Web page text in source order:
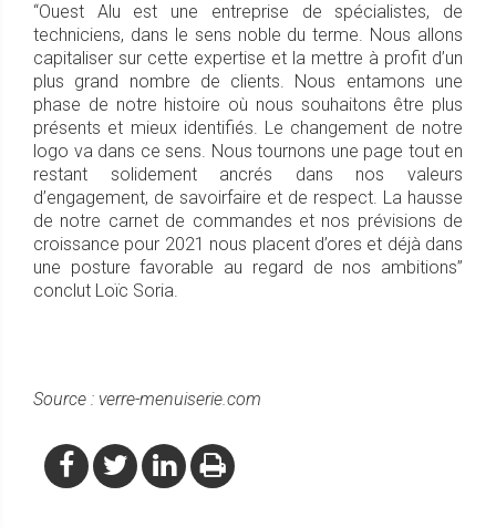
“Ouest Alu est une entreprise de spécialistes, de
techniciens, dans le sens noble du terme. Nous allons
capitaliser sur cette expertise et la mettre à profit d’un
plus grand nombre de clients. Nous entamons une
phase de notre histoire où nous souhaitons être plus
présents et mieux identifiés. Le changement de notre
logo va dans ce sens. Nous tournons une page tout en
restant solidement ancrés dans nos valeurs
d’engagement, de savoirfaire et de respect. La hausse
de notre carnet de commandes et nos prévisions de
croissance pour 2021 nous placent d’ores et déjà dans
une posture favorable au regard de nos ambitions”
conclut Loïc Soria.
Source : verre-menuiserie.com